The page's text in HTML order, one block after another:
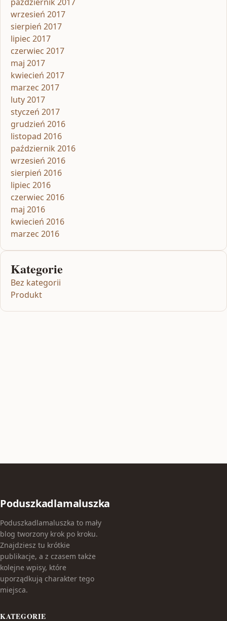
wrzesień 2017
sierpień 2017
lipiec 2017
czerwiec 2017
maj 2017
kwiecień 2017
marzec 2017
luty 2017
styczeń 2017
grudzień 2016
listopad 2016
październik 2016
wrzesień 2016
sierpień 2016
lipiec 2016
czerwiec 2016
maj 2016
kwiecień 2016
marzec 2016
Kategorie
Bez kategorii
Produkt
Poduszkadlamaluszka
Poduszkadlamaluszka to mały
blog tworzony krok po kroku.
Znajdziesz tu krótkie
publikacje, a z czasem także
kolejne wpisy, które
uporządkują charakter tego
miejsca.
KATEGORIE